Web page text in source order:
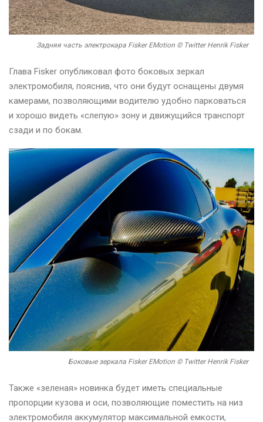
Задняя часть электрокара Fisker EMotion © Twitter Henrik Fisker
Глава Fisker опубликовал фото боковых зеркал
электромобиля, пояснив, что они будут оснащены двумя
камерами, позволяющими водителю удобно парковаться
и хорошо видеть «слепую» зону и движущийся транспорт
сзади и по бокам.
Боковые зеркала Fisker EMotion © Twitter Henrik Fisker
Также «зеленая» новинка будет иметь специальные
пропорции кузова и оси, позволяющие поместить на низ
электромобиля аккумулятор максимальной емкости,